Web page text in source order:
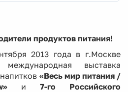
продуктов питания!
2013 года в г.Москве
международная выставка
«Весь мир питания /
» и 7-го Российского